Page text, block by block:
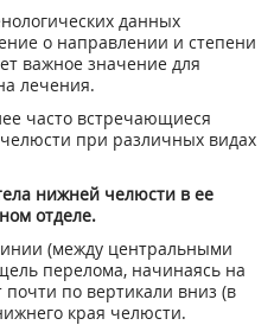
данных
о направлении и степени
важное значение для
лечения.
часто встречающиеся
при различных видах
нижней челюсти в ее
отделе.
(между центральными
перелома, начинаясь на
почти по вертикали вниз (в
края челюсти.